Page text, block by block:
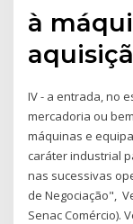
à
IV - a entrada, no
mercadoria ou
máquinas e
caráter industrial
nas sucessivas
de Negociação",
Senac Comércio).